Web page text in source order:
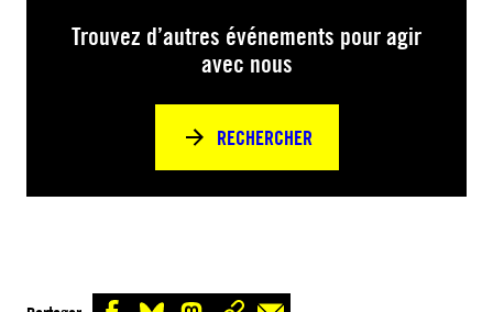
Trouvez d’autres événements pour agir
avec nous
RECHERCHER